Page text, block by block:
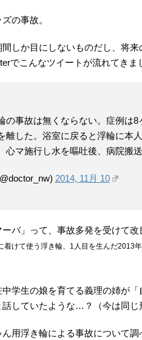
の事故。
しか目にしないものだし、将
でこんなツイートが流れてきま
の事故は無くならない。症例は
離した。浴室に戻ると浮輪に本
心マ施行し水を嘔吐後、病院搬
2014, 11月 10
バ」って、事故多発を受けて
けて使う浮き輪、1人目を生んだ2013
学生の娘を育てる義理の姉が
話していたような…？（今は同じ
用浮き輪による事故について調